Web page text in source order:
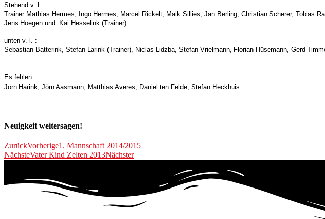
Stehend v. L.:
Trainer Mathias Hermes, Ingo Hermes, Marcel Rickelt, Maik Sillies, Jan Berling, Christian Scherer, Tobias
Jens Hoegen und Kai Hesselink (Trainer)
unten v. l. :
Sebastian Batterink, Stefan Larink (Trainer), Niclas Lidzba, Stefan Vrielmann, Florian Hüsemann, Gerd
Es fehlen:
Jörn Harink, Jörn Aasmann, Matthias Averes, Daniel ten Felde, Stefan Heckhuis.
Neuigkeit weitersagen!
ZurückVorherige1. Mannschaft 2014/2015
NächsteVater Kind Zelten 2013Nächster